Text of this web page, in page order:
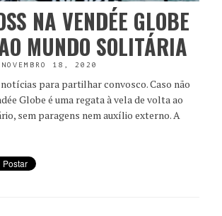
NA VENDÉE GLOBE
MUNDO SOLITÁRIA
NOVEMBRO 18, 2020
para partilhar convosco. Caso não
Globe é uma regata à vela de volta ao
sem paragens nem auxílio externo. A